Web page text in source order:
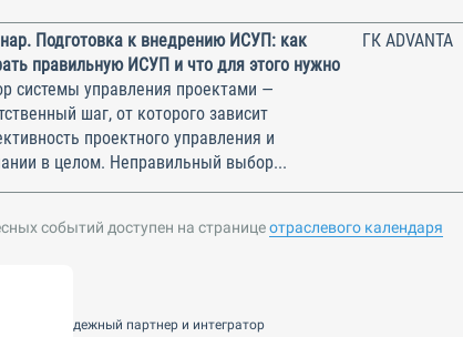
Подготовка к внедрению ИСУП: как
правильную ИСУП и что для этого нужно
системы управления проектами —
шаг, от которого зависит
проектного управления и
в целом. Неправильный выбор...
ГК ADVANTA
событий доступен на страницеотраслевого календаря
— ваш надежный партнер и интегратор